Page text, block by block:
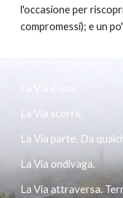
l'occasione per
compromessi); e un
La Via scorre.
La Via parte. Da
La Via ondivaga.
La Via attraversa.